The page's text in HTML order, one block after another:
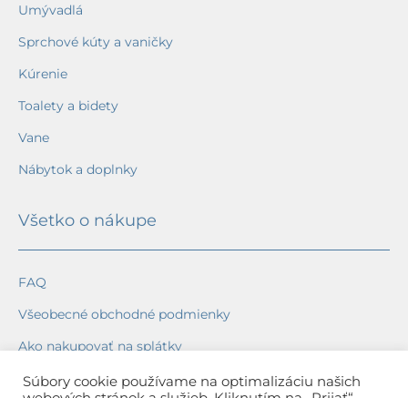
Umývadlá
Sprchové kúty a vaničky
Kúrenie
Toalety a bidety
Vane
Nábytok a doplnky
Všetko o nákupe
FAQ
Všeobecné obchodné podmienky
Ako nakupovať na splátky
Ochrana osobných údajov
Súbory cookie používame na optimalizáciu našich